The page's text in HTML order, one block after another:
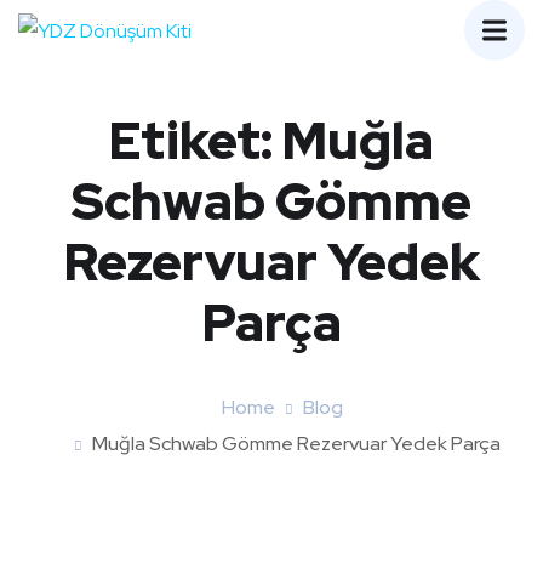
Etiket:Muğla
Schwab Gömme
Rezervuar Yedek
Parça
Home
Blog
Muğla Schwab Gömme Rezervuar Yedek Parça